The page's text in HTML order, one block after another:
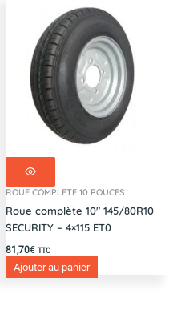
ROUE COMPLETE 10 POUCES
Roue complète 10″ 145/80R10
SECURITY – 4×115 ET0
81,70€ TTC
Ajouter au panier